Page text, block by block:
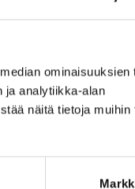
ominaisuuksien
ja analytiikka-alan
näitä tietoja muihin
toisessa kerroksessa
ke klo 12-19, to klo
on auki klo 12-